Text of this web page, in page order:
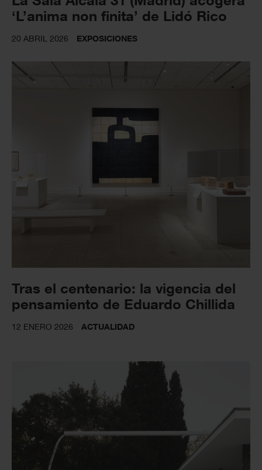
‘L’anima non finita’ de Lidó Rico
20 ABRIL 2026 EXPOSICIONES
Tras el centenario: la vigencia del
pensamiento de Eduardo Chillida
12 ENERO 2026 ACTUALIDAD